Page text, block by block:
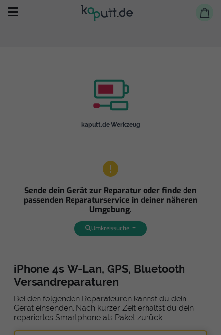
Selbst reparieren
kaputt.de Werkzeug
Sende dein Gerät zur Reparatur oder finde den
passenden Reparaturservice in deiner näheren
Umgebung.
Umkreissuche
iPhone 4s W-Lan, GPS, Bluetooth
Versandreparaturen
Bei den folgenden Reparateuren kannst du dein
Gerät einsenden. Nach kurzer Zeit erhältst du dein
repariertes Smartphone als Paket zurück.